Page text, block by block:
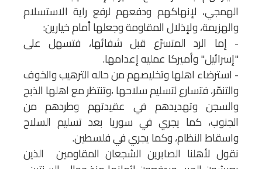
الهمجي، لإنهاكهم ودفعهم لرفع راية الاستسلام
والهزيمة، ولإذلال المقاومة وجعلها أمام خيارين:
- إما الرد المتسرّع قبل شفائها، فتسهل على
"إسرائيل" وأميركا عمليه إعدامها.
- استرضاء اهلها وتخليصهم من حاله الترهيب والخوف
والتنمّر، فتسارع لتسليم سلاحها ،وتنتظر مع اهلها الذبح
والسجن وتهديدهم في عقيدتهم وطردهم من
الجنوب، كما يجري في سوريا بعد تسليم السلاح
واسقاط النظام، وكما يجري في فلسطين.
نقول لأهلنا الصابرين الشجعان المقاومين الذين